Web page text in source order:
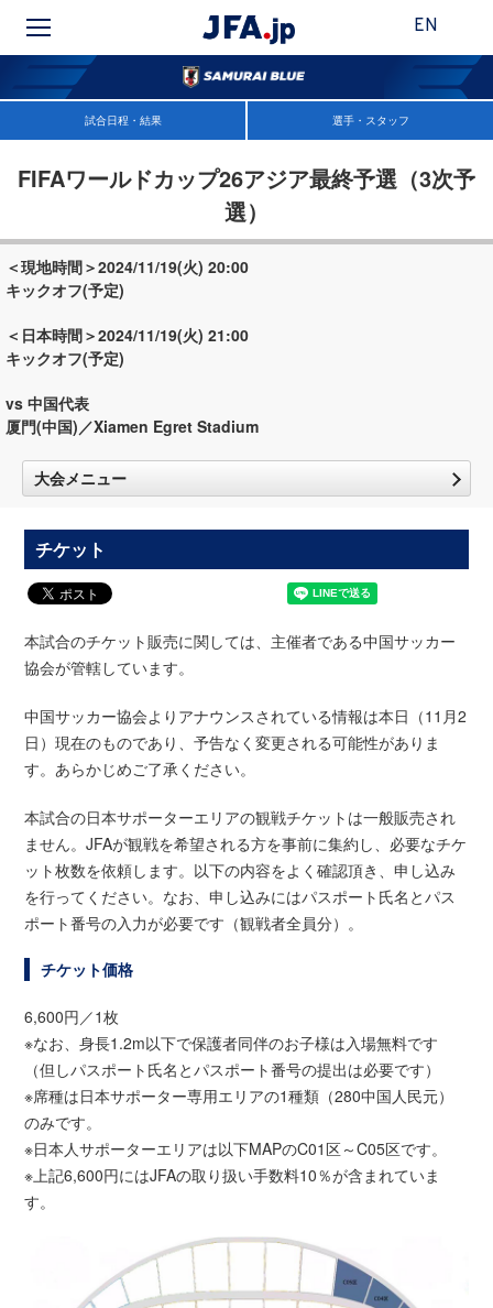
EN
試合日程・結果 選手・スタッフ
FIFAワールドカップ26アジア最終予選（3次予
選）
＜現地時間＞2024/11/19(火) 20:00
キックオフ(予定)
＜日本時間＞2024/11/19(火) 21:00
キックオフ(予定)
vs 中国代表
厦門(中国)／Xiamen Egret Stadium
大会メニュー
チケット
本試合のチケット販売に関しては、主催者である中国サッカー
協会が管轄しています。
中国サッカー協会よりアナウンスされている情報は本日（11月2
日）現在のものであり、予告なく変更される可能性がありま
す。あらかじめご了承ください。
本試合の日本サポーターエリアの観戦チケットは一般販売され
ません。JFAが観戦を希望される方を事前に集約し、必要なチケ
ット枚数を依頼します。以下の内容をよく確認頂き、申し込み
を行ってください。なお、申し込みにはパスポート氏名とパス
ポート番号の入力が必要です（観戦者全員分）。
チケット価格
6,600円／1枚
※なお、身長1.2m以下で保護者同伴のお子様は入場無料です
（但しパスポート氏名とパスポート番号の提出は必要です）
※席種は日本サポーター専用エリアの1種類（280中国人民元）
のみです。
※日本人サポーターエリアは以下MAPのC01区～C05区です。
※上記6,600円にはJFAの取り扱い手数料10％が含まれていま
す。